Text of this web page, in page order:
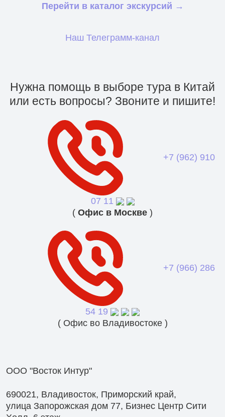
Перейти в каталог экскурсий →
Наш Телеграмм-канал
Нужна помощь в выборе тура в Китай
или есть вопросы? Звоните и пишите!
+7 (962) 910
07 11
( Офис в Москве )
+7 (966) 286
54 19
( Офис во Владивостоке )
ООО "Восток Интур"
690021, Владивосток, Приморский край,
улица Запорожская дом 77, Бизнес Центр Сити